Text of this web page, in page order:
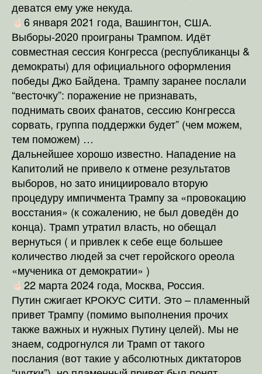
деватся ему уже некуда.
6 января 2021 года, Вашингтон, США.
Выборы-2020 проиграны Трампом. Идёт
совместная сессия Конгресса (республиканцы &
демократы) для официального оформления
победы Джо Байдена. Трампу заранее послали
“весточку”: поражение не признавать,
поднимать своих фанатов, сессию Конгресса
сорвать, группа поддержки будет” (чем можем,
тем поможем) …
Дальнейшее хорошо известно. Нападение на
Капитолий не привело к отмене результатов
выборов, но зато инициировало вторую
процедуру импичмента Трампу за «провокацию
восстания» (к сожалению, не был доведён до
конца). Трамп утратил власть, но обещал
вернуться ( и привлек к себе еще большее
количество людей за счет геройского ореола
«мученика от демократии» )
22 марта 2024 года, Москва, Россия.
Путин сжигает КРОКУС СИТИ. Это – пламенный
привет Трампу (помимо выполнения прочих
также важных и нужных Путину целей). Мы не
знаем, содрогнулся ли Трамп от такого
послания (вот такие у абсолютных диктаторов